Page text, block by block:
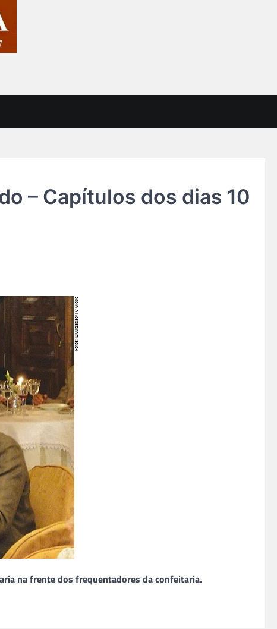
– Capítulos dos dias 10
na frente dos frequentadores da confeitaria.